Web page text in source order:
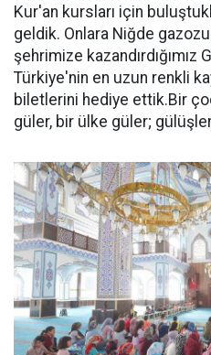
Kur'an kursları için
geldik. Onlara Niğde
şehrimize kazandırdığımız
Türkiye'nin en uzun renkli
biletlerini hediye ettik.Bir
güler, bir ülke güler;